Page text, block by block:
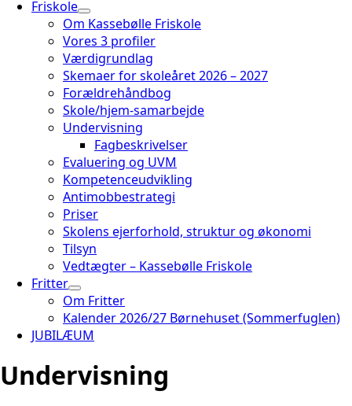
Friskole
Om Kassebølle Friskole
Vores 3 profiler
Værdigrundlag
Skemaer for skoleåret 2026 – 2027
Forældrehåndbog
Skole/hjem-samarbejde
Undervisning
Fagbeskrivelser
Evaluering og UVM
Kompetenceudvikling
Antimobbestrategi
Priser
Skolens ejerforhold, struktur og økonomi
Tilsyn
Vedtægter – Kassebølle Friskole
Fritter
Om Fritter
Kalender 2026/27 Børnehuset (Sommerfuglen)
JUBILÆUM
Undervisning